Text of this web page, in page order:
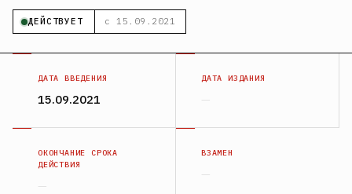
ДЕЙСТВУЕТ с 15.09.2021
ДАТА ВВЕДЕНИЯ
15.09.2021
ДАТА ИЗДАНИЯ
—
ОКОНЧАНИЕ СРОКА
ДЕЙСТВИЯ
—
ВЗАМЕН
—